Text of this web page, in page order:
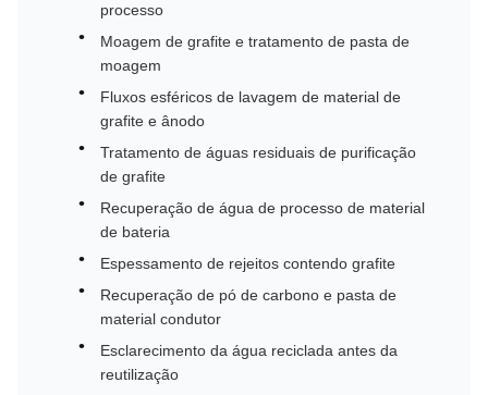
processo
Moagem de grafite e tratamento de pasta de
moagem
Fluxos esféricos de lavagem de material de
grafite e ânodo
Tratamento de águas residuais de purificação
de grafite
Recuperação de água de processo de material
de bateria
Espessamento de rejeitos contendo grafite
Recuperação de pó de carbono e pasta de
material condutor
Esclarecimento da água reciclada antes da
reutilização